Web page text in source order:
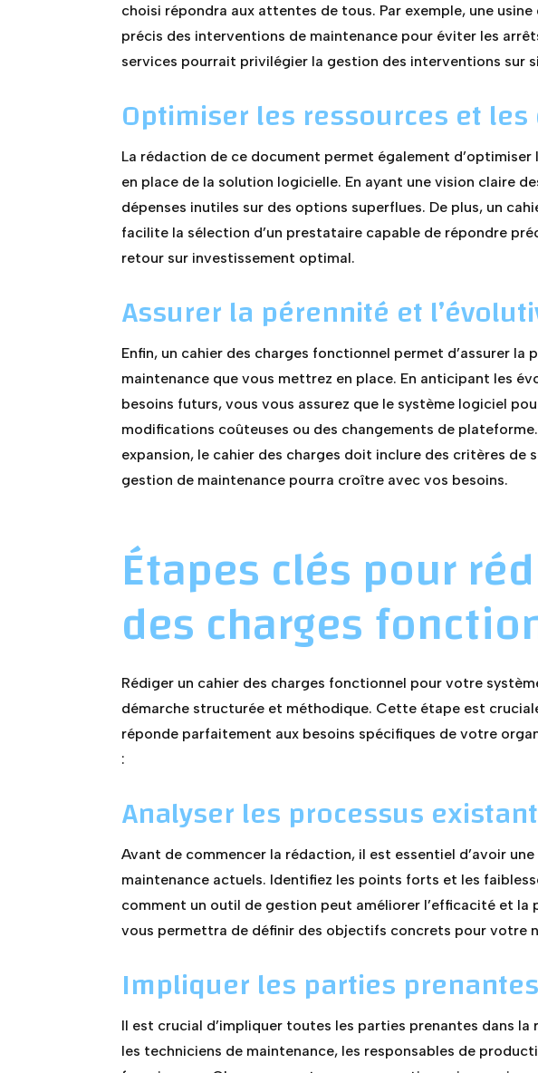
choisi répondra aux attentes de tous. Par exemple, une
précis des interventions de maintenance pour éviter les
services pourrait privilégier la gestion des interventions sur
Optimiser les ressources et
La rédaction de ce document permet également
en place de la solution logicielle. En ayant une vision claire
dépenses inutiles sur des options superflues. De plus, un
facilite la sélection d’un prestataire capable de répondre
retour sur investissement optimal.
Assurer la pérennité et
Enfin, un cahier des charges fonctionnel permet d’assurer
maintenance que vous mettrez en place. En anticipant les
besoins futurs, vous vous assurez que le système logiciel
modifications coûteuses ou des changements de
expansion, le cahier des charges doit inclure des critères
gestion de maintenance pourra croître avec vos besoins.
Étapes clés pour
des charges
Rédiger un cahier des charges fonctionnel pour votre
démarche structurée et méthodique. Cette étape est
réponde parfaitement aux besoins spécifiques de votre
:
Analyser les processus
Avant de commencer la rédaction, il est essentiel d’avoir
maintenance actuels. Identifiez les points forts et les
comment un outil de gestion peut améliorer l’efficacité et
vous permettra de définir des objectifs concrets pour votre
Impliquer les parties prenantes
Il est crucial d’impliquer toutes les parties prenantes dans
les techniciens de maintenance, les responsables de